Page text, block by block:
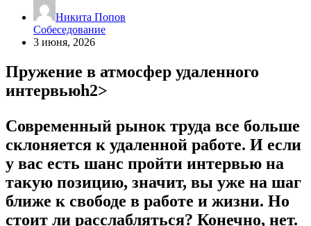
Никита Попов
Собеседование
3 июня, 2026
Пружение в атмосфер удаленного
интервьюh2>
Современный рынок труда все больше
склоняется к удаленной работе. И если
у вас есть шанс пройти интервью на
такую позицию, значит, вы уже на шаг
ближе к свободе в работе и жизни. Но
стоит ли расслабляться? Конечно, нет.